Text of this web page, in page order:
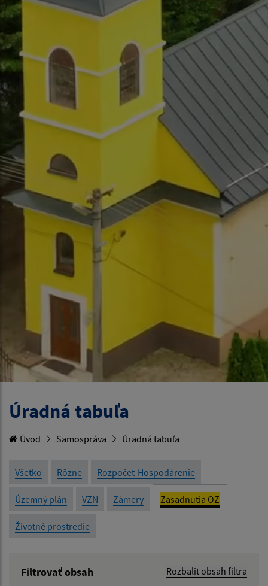
Úradná tabuľa
Úvod Samospráva Úradná tabuľa
Všetko Rôzne Rozpočet-Hospodárenie
Územný plán VZN Zámery Zasadnutia OZ
Životné prostredie
Filtrovať obsah Rozbaliť obsah filtra